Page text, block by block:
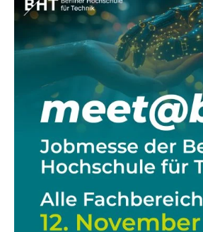
Ist Hochsensibilität
Hochsensibilität und
Geschlechterklischees am
Was Hochsensibilität für
Berufsleben bedeutet
Berufe für hochsensible
Berufe für hochsensible
Berufe für hochsensible
Herausforderungen von